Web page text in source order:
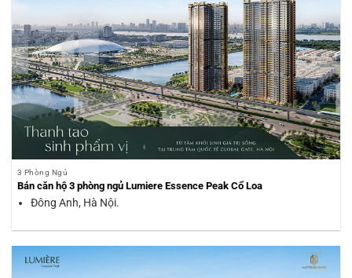
3 Phòng Ngủ
Bán căn hộ 3 phòng ngủ Lumiere Essence Peak Cổ Loa
Đông Anh, Hà Nội.